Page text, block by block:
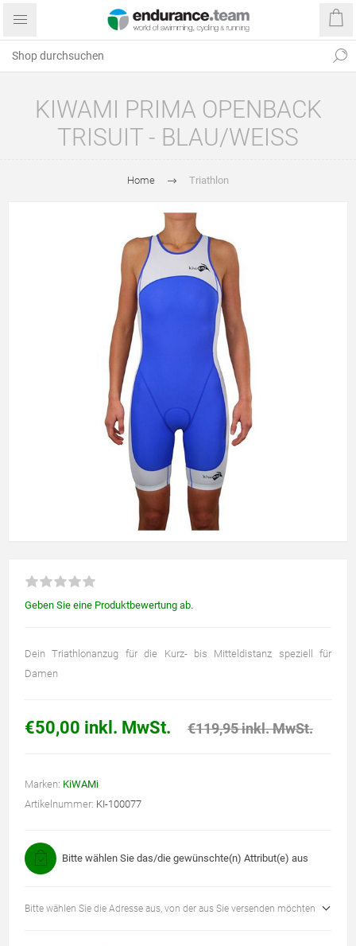
KIWAMI PRIMA OPENBACK
TRISUIT - BLAU/WEISS
Home Triathlon
Geben Sie eine Produktbewertung ab.
Dein Triathlonanzug für die Kurz- bis Mitteldistanz speziell für
Damen
€50,00 inkl. MwSt. €119,95 inkl. MwSt.
Marken: KiWAMi
Artikelnummer: KI-100077
Bitte wählen Sie das/die gewünschte(n) Attribut(e) aus
Bitte wählen Sie die Adresse aus, von der aus Sie versenden möchten